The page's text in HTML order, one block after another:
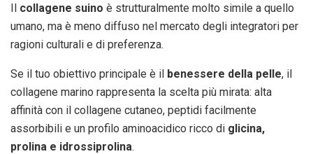
Il collagene suino è strutturalmente molto simile a quello
umano, ma è meno diffuso nel mercato degli integratori per
ragioni culturali e di preferenza.
Se il tuo obiettivo principale è il benessere della pelle, il
collagene marino rappresenta la scelta più mirata: alta
affinità con il collagene cutaneo, peptidi facilmente
assorbibili e un profilo aminoacidico ricco di glicina,
prolina e idrossiprolina.